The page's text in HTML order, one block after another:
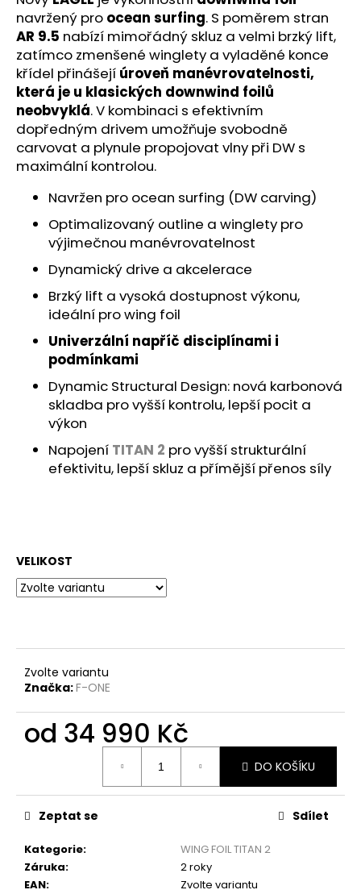
navržený pro ocean surfing. S poměrem stran
AR 9.5 nabízí mimořádný skluz a velmi brzký lift,
zatímco zmenšené wing­lety a vyladěné konce
křídel přinášejí úroveň manévrovatelnosti,
která je u klasických downwind foilů
neobvyklá. V kombinaci s efektivním
dopředným drivem umožňuje svobodně
carvovat a plynule propojovat vlny při DW s
maximální kontrolou.
Navržen pro ocean surfing (DW carving)
Optimalizovaný outline a wing­lety pro
výjimečnou manévrovatelnost
Dynamický drive a akcelerace
Brzký lift a vysoká dostupnost výkonu,
ideální pro wing foil
Univerzální napříč disciplínami i
podmínkami
Dynamic Structural Design: nová karbonová
skladba pro vyšší kontrolu, lepší pocit a
výkon
Napojení TITAN 2 pro vyšší strukturální
efektivitu, lepší skluz a přímější přenos síly
VELIKOST
Zvolte variantu
Značka:F-ONE
od 34 990 Kč
DO KOŠÍKU
Kategorie:
WING FOIL TITAN 2
Záruka:
2 roky
EAN:
Zvolte variantu
Zeptat se Sdílet
u
j
e
m
e